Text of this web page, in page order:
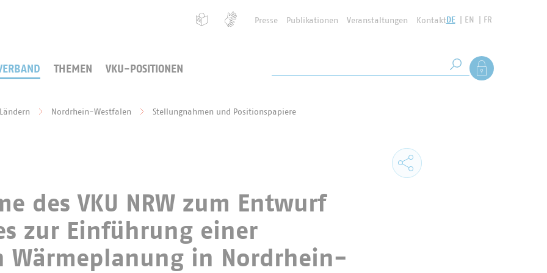
Presse Publikationen Veranstaltungen KontaktDE EN FR
THEMEN VKU-POSITIONEN Suche starten
Als Mitglied
Nordrhein-Westfalen Stellungnahmen und Positionspapiere
des VKU NRW zum Entwurf
zur Einführung einer
Wärmeplanung in Nordrhein-